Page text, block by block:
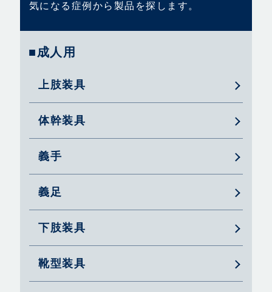
気になる症例から製品を探します。
■成人用
上肢装具
体幹装具
義手
義足
下肢装具
靴型装具